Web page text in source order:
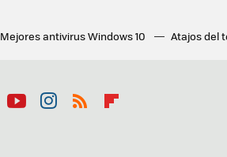
Mejores antivirus Windows 10 Atajos del